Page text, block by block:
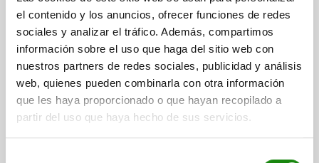
el contenido y los anuncios, ofrecer funciones de redes
sociales y analizar el tráfico. Además, compartimos
información sobre el uso que haga del sitio web con
nuestros partners de redes sociales, publicidad y análisis
web, quienes pueden combinarla con otra información
que les haya proporcionado o que hayan recopilado a
partir del uso que haya hecho de sus servicios.
Referencia:04395-4067
$2,297.54
más IVA.
más gastos de envío
04395